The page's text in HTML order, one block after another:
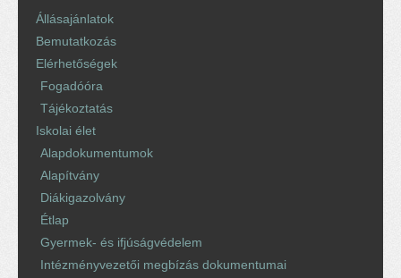
Állásajánlatok
Bemutatkozás
Elérhetőségek
Fogadóóra
Tájékoztatás
Iskolai élet
Alapdokumentumok
Alapítvány
Diákigazolvány
Étlap
Gyermek- és ifjúságvédelem
Intézményvezetői megbízás dokumentumai